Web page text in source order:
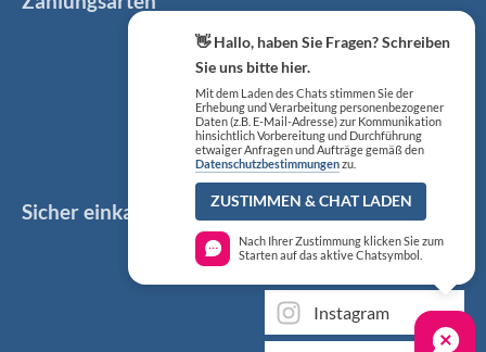
Sicher einkaufen Social Media
Facebook
Instagram
👋 Hallo, haben Sie Fragen? Schreiben
Sie uns bitte hier.
Mit dem Laden des Chats stimmen Sie der
Erhebung und Verarbeitung personenbezogener
Daten (z.B. E-Mail-Adresse) zur Kommunikation
hinsichtlich Vorbereitung und Durchführung
etwaiger Anfragen und Aufträge gemäß den
Datenschutzbestimmungenzu.
ZUSTIMMEN & CHAT LADEN
Nach Ihrer Zustimmung klicken Sie zum
Starten auf das aktive Chatsymbol.